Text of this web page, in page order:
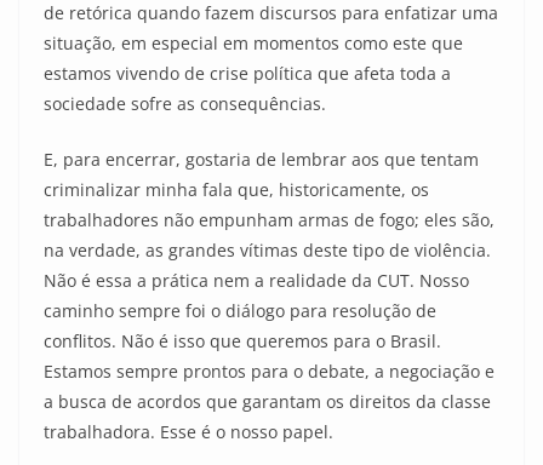
de retórica quando fazem discursos para enfatizar uma
situação, em especial em momentos como este que
estamos vivendo de crise política que afeta toda a
sociedade sofre as consequências.
E, para encerrar, gostaria de lembrar aos que tentam
criminalizar minha fala que, historicamente, os
trabalhadores não empunham armas de fogo; eles são,
na verdade, as grandes vítimas deste tipo de violência.
Não é essa a prática nem a realidade da CUT. Nosso
caminho sempre foi o diálogo para resolução de
conflitos. Não é isso que queremos para o Brasil.
Estamos sempre prontos para o debate, a negociação e
a busca de acordos que garantam os direitos da classe
trabalhadora. Esse é o nosso papel.